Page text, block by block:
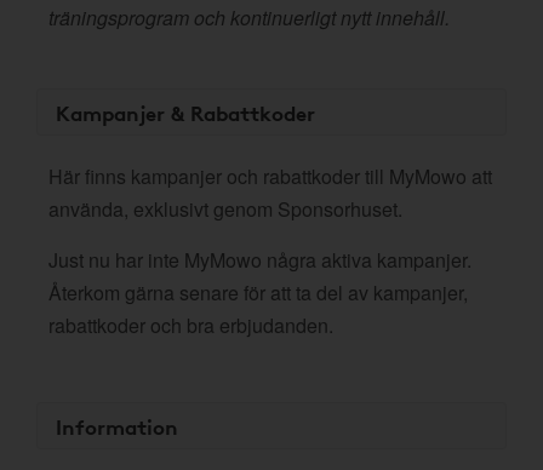
träningsprogram och kontinuerligt nytt innehåll.
Kampanjer & Rabattkoder
Här finns kampanjer och rabattkoder till MyMowo att
använda, exklusivt genom Sponsorhuset.
Just nu har inte MyMowo några aktiva kampanjer.
Återkom gärna senare för att ta del av kampanjer,
rabattkoder och bra erbjudanden.
Information